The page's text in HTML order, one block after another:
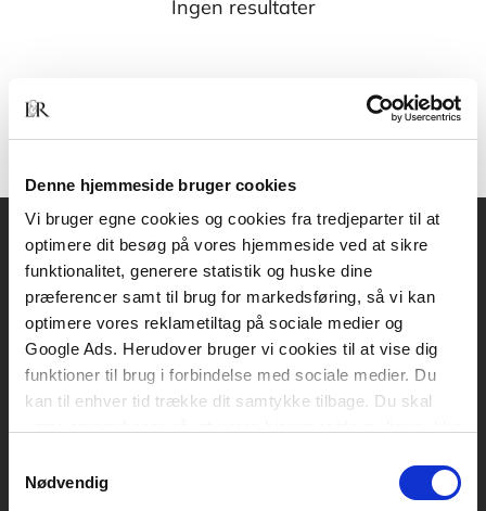
Denne hjemmeside bruger cookies
Vi bruger egne cookies og cookies fra tredjeparter til at
optimere dit besøg på vores hjemmeside ved at sikre
funktionalitet, generere statistik og huske dine
præferencer samt til brug for markedsføring, så vi kan
optimere vores reklametiltag på sociale medier og
Google Ads. Herudover bruger vi cookies til at vise dig
funktioner til brug i forbindelse med sociale medier. Du
kan til enhver tid trække dit samtykke tilbage. Du skal
tilbagetrækker et samtykke.
Nødvendig
Ingen resultater
Akademisk Forlag
Vognmagergade 11
1120 København K
CVR 76351910
Kontakt kundeservice